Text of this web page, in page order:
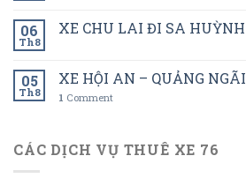
06
Th8
XE CHU LAI ĐI SA HUỲNH
05
Th8
XE HỘI AN – QUẢNG NGÃI
1 Comment
CÁC DỊCH VỤ THUÊ XE 76